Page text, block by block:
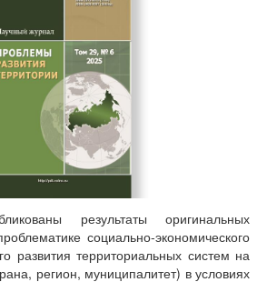
результаты оригинальных
социально-экономического
развития территориальных систем на
регион, муниципалитет) в условиях